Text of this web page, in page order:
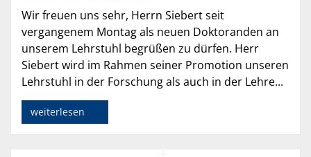
Wir freuen uns sehr, Herrn Siebert seit
vergangenem Montag als neuen Doktoranden an
unserem Lehrstuhl begrüßen zu dürfen. Herr
Siebert wird im Rahmen seiner Promotion unseren
Lehrstuhl in der Forschung als auch in der Lehre...
weiterlesen